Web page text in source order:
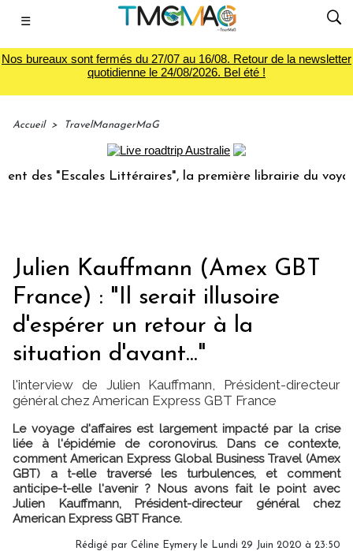
☰
Nos bureaux sont fermés du 27/07 au 16/08. Retour de la newsletter
quotidienne le 24/08/2026. Bel été !
Accueil > TravelManagerMaG
Littéraires", la première librairie du voyage Le
Julien Kauffmann (Amex GBT
France) : "Il serait illusoire
d'espérer un retour à la
situation d'avant..."
l'interview de Julien Kauffmann, Président-directeur
général chez American Express GBT France
Le voyage d'affaires est largement impacté par la crise
liée à l'épidémie de coronovirus. Dans ce contexte,
comment American Express Global Business Travel (Amex
GBT) a t-elle traversé les turbulences, et comment
anticipe-t-elle l'avenir ? Nous avons fait le point avec
Julien Kauffmann, Président-directeur général chez
American Express GBT France.
Rédigé par Céline Eymery le Lundi 29 Juin 2020 à 23:50